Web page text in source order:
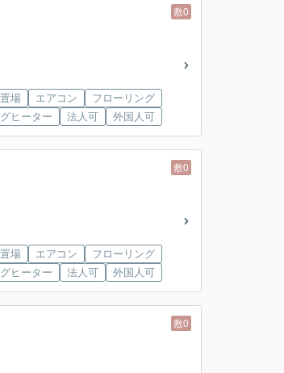
敷0
場 エアコン
フローリング
ヒーター
法人可 外国人可
敷0
場 エアコン
フローリング
ヒーター
法人可 外国人可
敷0